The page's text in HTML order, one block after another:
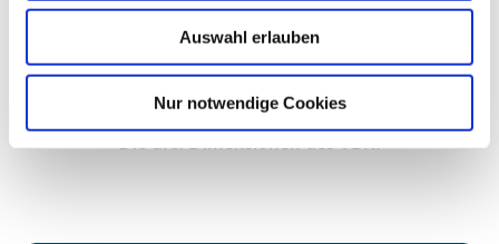
Auswahl erlauben
Nur notwendige Cookies
UNSERE THEMEN
Die drei Dimensionen des VBKI